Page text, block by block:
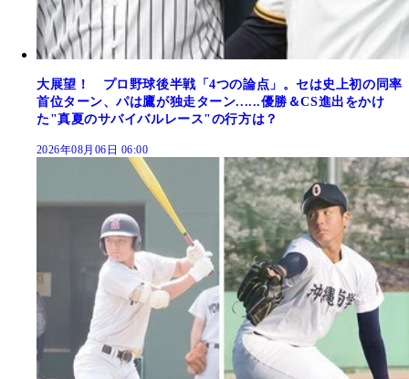
大展望！ プロ野球後半戦「4つの論点」。セは史上初の同率
首位ターン、パは鷹が独走ターン......優勝＆CS進出をかけ
た"真夏のサバイバルレース"の行方は？
2026年08月06日 06:00